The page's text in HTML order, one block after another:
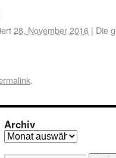
28. November 2016 | Die
.
Archiv